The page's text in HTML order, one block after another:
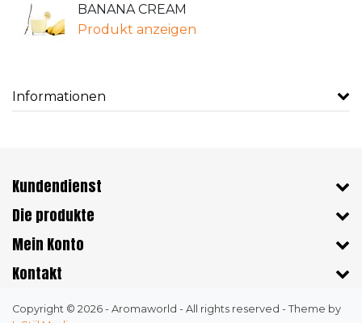
BANANA CREAM
Produkt anzeigen
Informationen
Kundendienst
Die produkte
Mein Konto
Kontakt
Copyright © 2026 - Aromaworld - All rights reserved - Theme by